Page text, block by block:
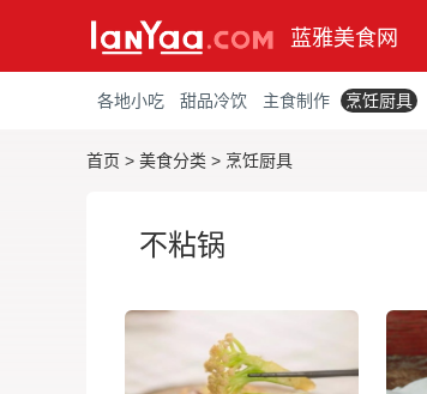
蓝雅美食网
各地小吃 甜品冷饮 主食制作 烹饪厨具
首页 > 美食分类 > 烹饪厨具
不粘锅